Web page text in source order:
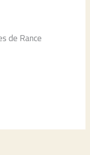
de Rance